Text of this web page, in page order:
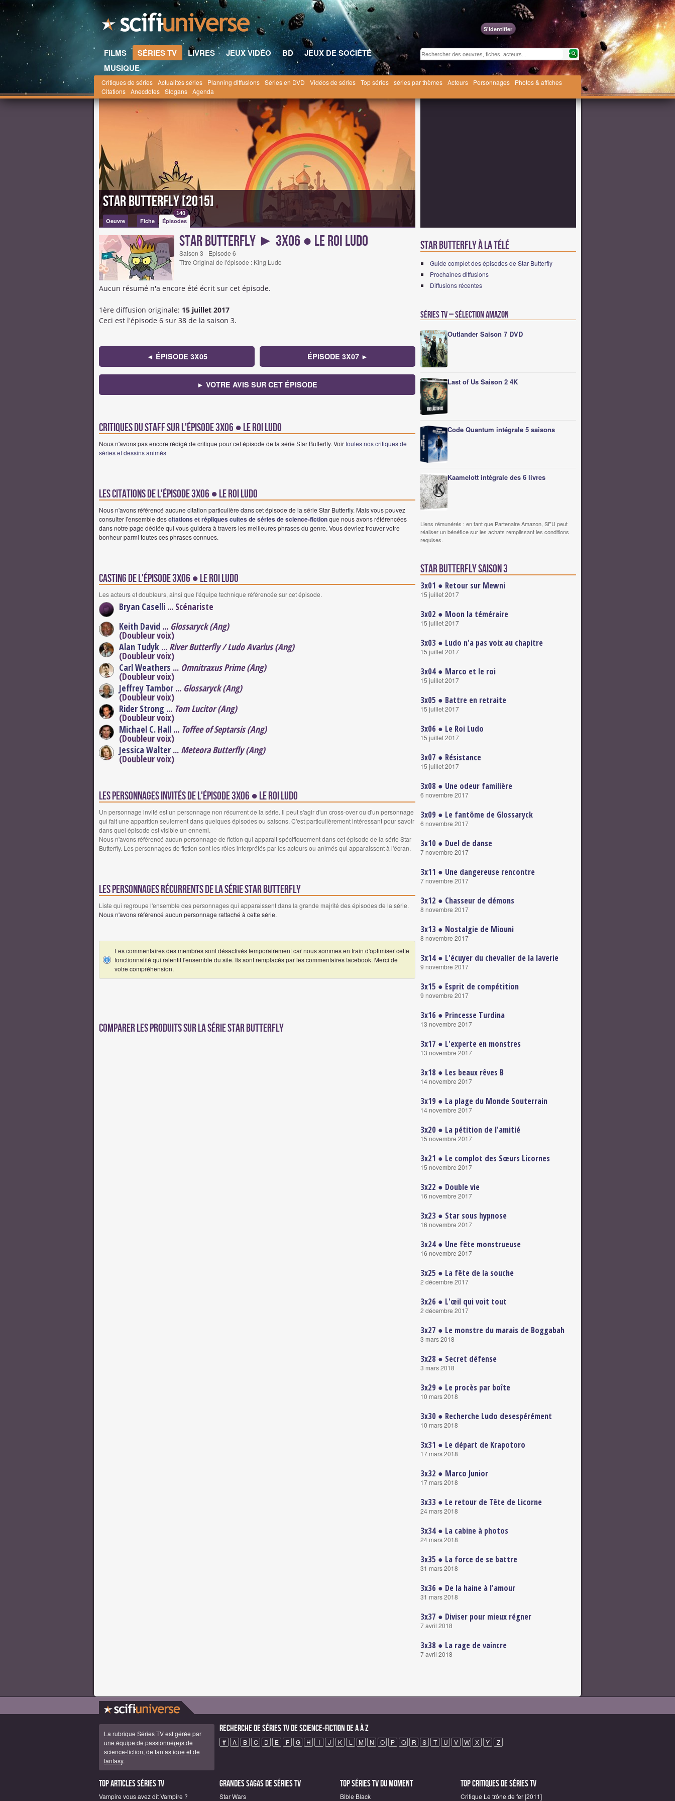
S'identifier
FILMS SÉRIES TV LIVRES JEUX VIDÉO BD
JEUX DE SOCIÉTÉ
MUSIQUE
Critiques de séries Actualités séries Planning diffusions Séries en DVD Vidéos de séries Top séries séries par thèmes Acteurs Personnages
Photos & affiches
Citations Anecdotes Slogans Agenda
Scifi-Universe.com l'oeuvre Star Butterfly Star Butterfly [2015]
Star Butterfly [2015]
Oeuvre Fiche Épisodes
140
Star Butterfly ► 3x06 ● Le Roi Ludo
Saison 3 - Episode 6
Titre Original de l'épisode : King Ludo
Aucun résumé n'a encore été écrit sur cet épisode.
1ère diffusion originale: 15 juillet 2017
Ceci est l'épisode 6 sur 38 de la saison 3.
◄ ÉPISODE 3X05 ÉPISODE 3X07 ►
► VOTRE AVIS SUR CET ÉPISODE
Critiques du staff sur l'épisode 3x06 ● Le Roi Ludo
Nous n'avons pas encore rédigé de critique pour cet épisode de la série Star Butterfly. Voirtoutes nos critiques de
séries et dessins animés
Les citations de l'épisode 3x06 ● Le Roi Ludo
Nous n'avons référencé aucune citation particulière dans cet épisode de la série Star Butterfly. Mais vous pouvez
consulter l'ensemble descitations et répliques cultes de séries de science-fictionque nous avons référencées
dans notre page dédiée qui vous guidera à travers les meilleures phrases du genre. Vous devriez trouver votre
bonheur parmi toutes ces phrases connues.
Casting de l'épisode 3x06 ● Le Roi Ludo
Les acteurs et doubleurs, ainsi que l'équipe technique référencée sur cet épisode.
Bryan Caselli ... Scénariste
Keith David ... Glossaryck (Ang)
(Doubleur voix)
Alan Tudyk ... River Butterfly / Ludo Avarius (Ang)
(Doubleur voix)
Carl Weathers ... Omnitraxus Prime (Ang)
(Doubleur voix)
Jeffrey Tambor ... Glossaryck (Ang)
(Doubleur voix)
Rider Strong ... Tom Lucitor (Ang)
(Doubleur voix)
Michael C. Hall ... Toffee of Septarsis (Ang)
(Doubleur voix)
Jessica Walter ... Meteora Butterfly (Ang)
(Doubleur voix)
Les personnages invités de l'épisode 3x06 ● Le Roi Ludo
Un personnage invité est un personnage non récurrent de la série. Il peut s'agir d'un cross-over ou d'un personnage
qui fait une apparition seulement dans quelques épisodes ou saisons. C'est particulièrement intéressant pour savoir
dans quel épisode est visible un ennemi.
Nous n'avons référencé aucun personnage de fiction qui apparait spécifiquement dans cet épisode de la série Star
Butterfly. Les personnages de fiction sont les rôles interprétés par les acteurs ou animés qui apparaissent à l'écran.
Les personnages récurrents de la série Star Butterfly
Liste qui regroupe l'ensemble des personnages qui apparaissent dans la grande majrité des épisodes de la série.
Nous n'avons référencé aucun personnage rattaché à cette série.
Les commentaires des membres sont désactivés temporairement car nous sommes en train d'optimiser cette
fonctionnalité qui ralentit l'ensemble du site. Ils sont remplacés par les commentaires facebook. Merci de
votre compréhension.
Comparer les produits sur la série Star Butterfly
Star Butterfly à la télé
Guide complet des épisodes de Star Butterfly
Prochaines diffusions
Diffusions récentes
Séries TV – Sélection Amazon
Outlander Saison 7 DVD
Last of Us Saison 2 4K
Code Quantum intégrale 5 saisons
Kaamelott intégrale des 6 livres
Liens rémunérés : en tant que Partenaire Amazon, SFU peut
réaliser un bénéfice sur les achats remplissant les conditions
requises.
Star Butterfly saison 3
3x01 ● Retour sur Mewni
15 juillet 2017
3x02 ● Moon la téméraire
15 juillet 2017
3x03 ● Ludo n'a pas voix au chapitre
15 juillet 2017
3x04 ● Marco et le roi
15 juillet 2017
3x05 ● Battre en retraite
15 juillet 2017
3x06 ● Le Roi Ludo
15 juillet 2017
3x07 ● Résistance
15 juillet 2017
3x08 ● Une odeur familière
6 novembre 2017
3x09 ● Le fantôme de Glossaryck
6 novembre 2017
3x10 ● Duel de danse
7 novembre 2017
3x11 ● Une dangereuse rencontre
7 novembre 2017
3x12 ● Chasseur de démons
8 novembre 2017
3x13 ● Nostalgie de Miouni
8 novembre 2017
3x14 ● L'écuyer du chevalier de la laverie
9 novembre 2017
3x15 ● Esprit de compétition
9 novembre 2017
3x16 ● Princesse Turdina
13 novembre 2017
3x17 ● L'experte en monstres
13 novembre 2017
3x18 ● Les beaux rêves B
14 novembre 2017
3x19 ● La plage du Monde Souterrain
14 novembre 2017
3x20 ● La pétition de l'amitié
15 novembre 2017
3x21 ● Le complot des Sœurs Licornes
15 novembre 2017
3x22 ● Double vie
16 novembre 2017
3x23 ● Star sous hypnose
16 novembre 2017
3x24 ● Une fête monstrueuse
16 novembre 2017
3x25 ● La fête de la souche
2 décembre 2017
3x26 ● L'œil qui voit tout
2 décembre 2017
3x27 ● Le monstre du marais de Boggabah
3 mars 2018
3x28 ● Secret défense
3 mars 2018
3x29 ● Le procès par boîte
10 mars 2018
3x30 ● Recherche Ludo desespérément
10 mars 2018
3x31 ● Le départ de Krapotoro
17 mars 2018
3x32 ● Marco Junior
17 mars 2018
3x33 ● Le retour de Tête de Licorne
24 mars 2018
3x34 ● La cabine à photos
24 mars 2018
3x35 ● La force de se battre
31 mars 2018
3x36 ● De la haine à l'amour
31 mars 2018
3x37 ● Diviser pour mieux régner
7 avril 2018
3x38 ● La rage de vaincre
7 avril 2018
La rubrique Séries TV est gérée par
une équipe de passionné(e)s de
science-fiction, de fantastique et de
fantasy.
Recherche de Séries TV de science-fiction de A à Z
# A B C D E F G H I J K L M N O P Q R S T U V W X Y Z
Top articles Séries TV
Vampire vous avez dit Vampire ?
Grandes sagas de Séries TV
Star Wars
Top Séries TV du moment
Bible Black
Top critiques de Séries TV
Critique Le trône de fer [2011]